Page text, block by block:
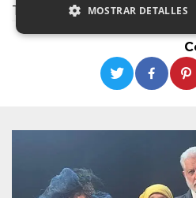
Teatri D'Imbarco (Firenze),
MOSTRAR DETALLES
Cookies estrictamente
Cookies de preferencias
la funcionalidad principal del sitio
el inicio de sesión de usuario y la
cuentas. El sitio web no se puede
correctamente sin las cookies
necesarias.